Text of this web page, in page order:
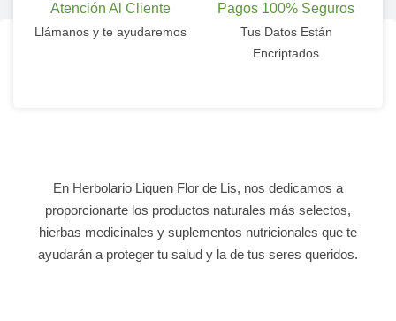
Atención Al Cliente
Llámanos y te ayudaremos
Pagos 100% Seguros
Tus Datos Están
Encriptados
En Herbolario Liquen Flor de Lis, nos dedicamos a
proporcionarte los productos naturales más selectos,
hierbas medicinales y suplementos nutricionales que te
ayudarán a proteger tu salud y la de tus seres queridos.